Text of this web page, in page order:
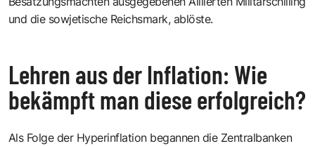
und die sowjetische Reichsmark, ablöste.
Lehren aus der Inflation: Wie
bekämpft man diese erfolgreich?
Als Folge der Hyperinflation begannen die Zentralbanken